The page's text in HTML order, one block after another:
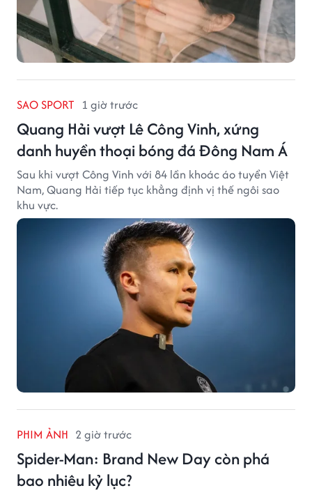
SAO SPORT 1 giờ trước
Quang Hải vượt Lê Công Vinh, xứng
danh huyền thoại bóng đá Đông Nam Á
Sau khi vượt Công Vinh với 84 lần khoác áo tuyển Việt
Nam, Quang Hải tiếp tục khẳng định vị thế ngôi sao
khu vực.
PHIM ẢNH 2 giờ trước
Spider-Man: Brand New Day còn phá
bao nhiêu kỷ lục?